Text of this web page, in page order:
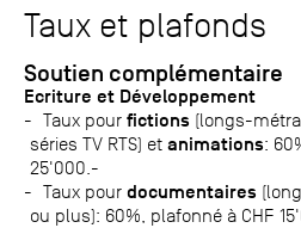
Taux et plafonds
Soutien complémentaire
Ecriture et Développement
Taux pour fictions (longs-
séries TV RTS) et animations:
25'000.-
Taux pour documentaires
ou plus): 60%, plafonné à CHF